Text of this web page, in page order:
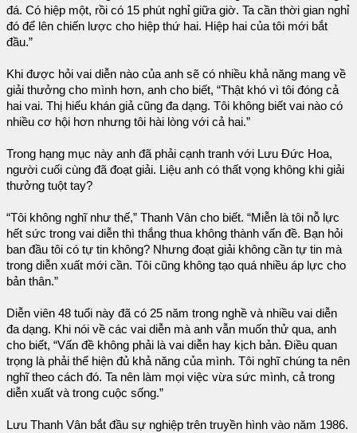
đá. Có hiệp một, rồi có 15 phút nghỉ giữa giờ. Ta cần thời gian nghỉ
đó để lên chiến lược cho hiệp thứ hai. Hiệp hai của tôi mới bắt
đầu.”
Khi được hỏi vai diễn nào của anh sẽ có nhiều khả năng mang về
giải thưởng cho mình hơn, anh cho biết, “Thật khó vì tôi đóng cả
hai vai. Thị hiếu khán giả cũng đa dạng. Tôi không biết vai nào có
nhiều cơ hội hơn nhưng tôi hài lòng với cả hai.”
Trong hạng mục này anh đã phải cạnh tranh với Lưu Đức Hoa,
người cuối cùng đã đoạt giải. Liệu anh có thất vọng không khi giải
thưởng tuột tay?
“Tôi không nghĩ như thế,” Thanh Vân cho biết. “Miễn là tôi nỗ lực
hết sức trong vai diễn thì thắng thua không thành vấn đề. Bạn hỏi
ban đầu tôi có tự tin không? Nhưng đoạt giải không cần tự tin mà
trong diễn xuất mới cần. Tôi cũng không tạo quá nhiều áp lực cho
bản thân.”
Diễn viên 48 tuổi này đã có 25 năm trong nghề và nhiều vai diễn
đa dạng. Khi nói về các vai diễn mà anh vẫn muốn thử qua, anh
cho biết, “Vấn đề không phải là vai diễn hay kịch bản. Điều quan
trọng là phải thể hiện đủ khả năng của mình. Tôi nghĩ chúng ta nên
nghĩ theo cách đó. Ta nên làm mọi việc vừa sức mình, cả trong
diễn xuất và trong cuộc sống.”
Lưu Thanh Vân bắt đầu sự nghiệp trên truyền hình vào năm 1986.